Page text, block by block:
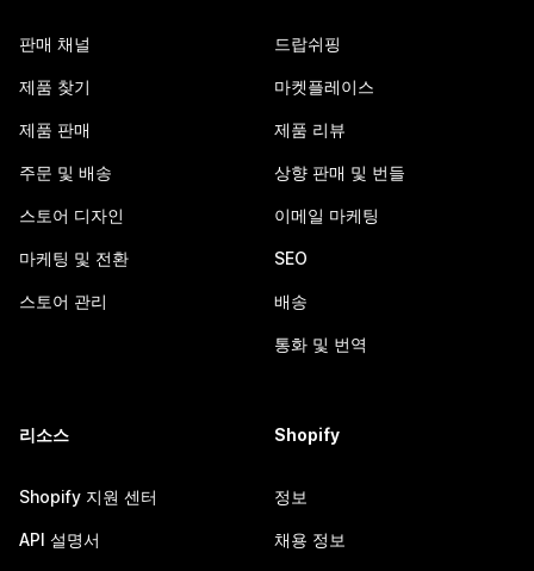
판매 채널
제품 찾기
제품 판매
주문 및 배송
스토어 디자인
마케팅 및 전환
스토어 관리
드랍쉬핑
마켓플레이스
제품 리뷰
상향 판매 및 번들
이메일 마케팅
SEO
배송
통화 및 번역
리소스
Shopify 지원 센터
API 설명서
Shopify
정보
채용 정보